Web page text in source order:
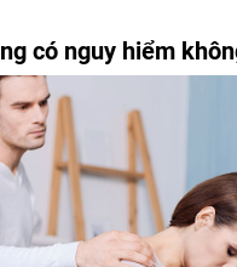
có nguy hiểm